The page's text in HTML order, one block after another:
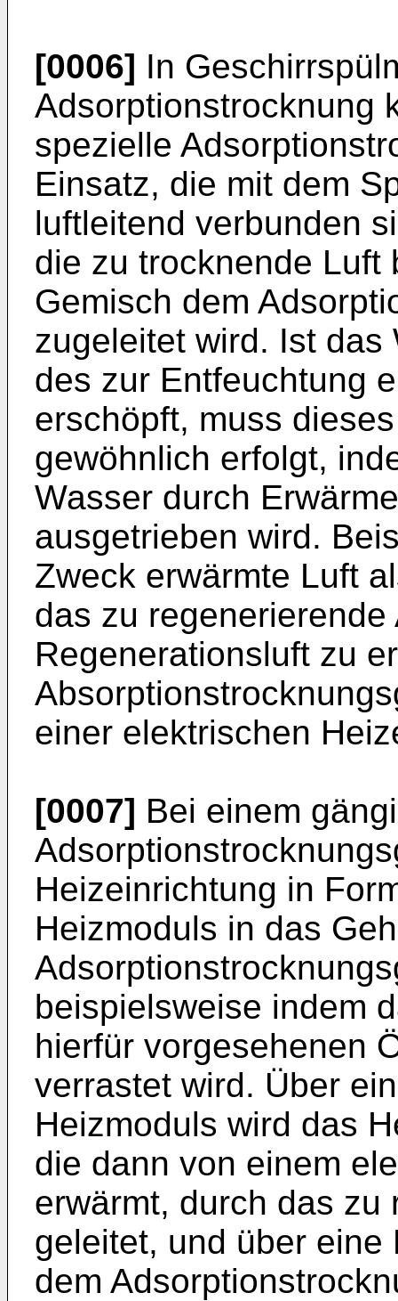
[0006] In
Adsorptionstrocknung
spezielle
Einsatz, die mit dem
luftleitend verbunden
die zu trocknende Luft
Gemisch dem
zugeleitet wird. Ist das
des zur Entfeuchtung
erschöpft, muss
gewöhnlich erfolgt,
Wasser durch
ausgetrieben wird.
Zweck erwärmte Luft
das zu
Regenerationsluft zu
einer elektrischen
[0007] Bei einem
Heizeinrichtung in
Heizmoduls in das
beispielsweise indem
hierfür vorgesehenen
verrastet wird. Über
Heizmoduls wird das
die dann von einem
erwärmt, durch das zu
geleitet, und über
dem